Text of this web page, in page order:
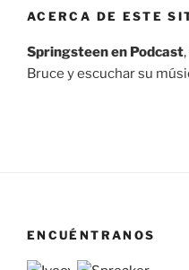
ACERCA DE ESTE
Springsteen en Podcast
Bruce y escuchar su
ENCUÉNTRANOS